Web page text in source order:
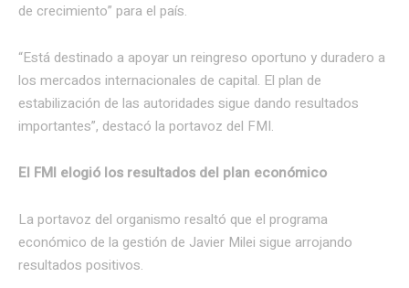
de crecimiento” para el país.
“Está destinado a apoyar un reingreso oportuno y duradero a
los mercados internacionales de capital. El plan de
estabilización de las autoridades sigue dando resultados
importantes”, destacó la portavoz del FMI.
El FMI elogió los resultados del plan económico
La portavoz del organismo resaltó que el programa
económico de la gestión de Javier Milei sigue arrojando
resultados positivos.